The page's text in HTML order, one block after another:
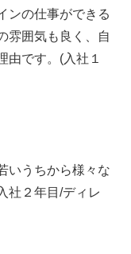
ンの仕事ができる
雰囲気も良く、自
由です。(入社１
いうちから様々な
社２年目/ディレ